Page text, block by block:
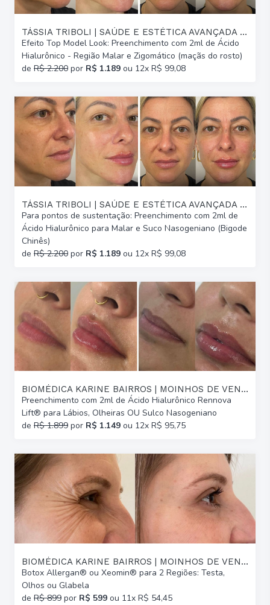
TÁSSIA TRIBOLI | SAÚDE E ESTÉTICA AVANÇADA | GLÓRIA
Efeito Top Model Look: Preenchimento com 2ml de Ácido
Hialurônico - Região Malar e Zigomático (maçãs do rosto)
de R$ 2.200 por R$ 1.189 ou 12x R$ 99,08
TÁSSIA TRIBOLI | SAÚDE E ESTÉTICA AVANÇADA | GLÓRIA
Para pontos de sustentação: Preenchimento com 2ml de
Ácido Hialurônico para Malar e Suco Nasogeniano (Bigode
Chinês)
de R$ 2.200 por R$ 1.189 ou 12x R$ 99,08
BIOMÉDICA KARINE BAIRROS | MOINHOS DE VENTO
Preenchimento com 2ml de Ácido Hialurônico Rennova
Lift® para Lábios, Olheiras OU Sulco Nasogeniano
de R$ 1.899 por R$ 1.149 ou 12x R$ 95,75
BIOMÉDICA KARINE BAIRROS | MOINHOS DE VENTO
Botox Allergan® ou Xeomin® para 2 Regiões: Testa,
Olhos ou Glabela
de R$ 899 por R$ 599 ou 11x R$ 54,45